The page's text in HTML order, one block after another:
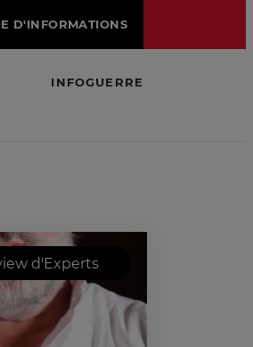
D'INFORMATIONS
INFOGUERRE
d'Experts